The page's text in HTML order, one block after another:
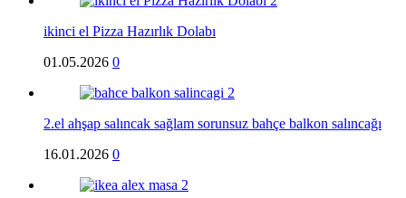
ikinci el Pizza Hazırlık Dolabı
01.05.2026 0
2.el ahşap salıncak sağlam sorunsuz bahçe balkon salıncağı
16.01.2026 0